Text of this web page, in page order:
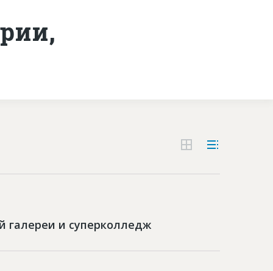
галереи и суперколледж